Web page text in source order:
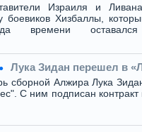
Израиля и
боевиков Хизбаллы,
времени
Лука Зидан перешел в
сборной Алжира Лука
С ним подписан